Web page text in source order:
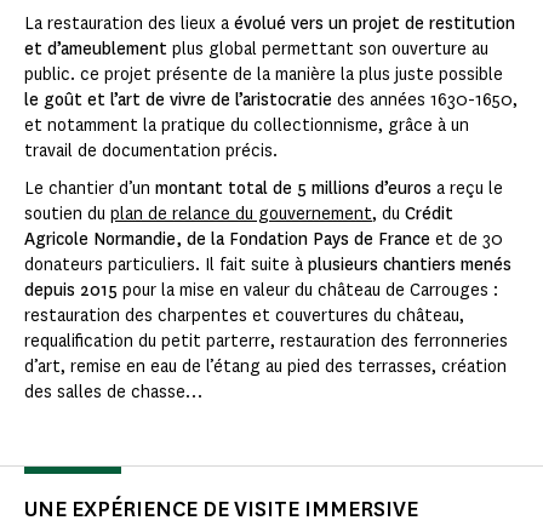
La restauration des lieux a évolué vers un projet de restitution
et d’ameublement plus global permettant son ouverture au
public. ce projet présente de la manière la plus juste possible
le goût et l’art de vivre de l’aristocratie des années 1630-1650,
et notamment la pratique du collectionnisme, grâce à un
travail de documentation précis.
Le chantier d’un montant total de 5 millions d’euros a reçu le
soutien du plan de relance du gouvernement, du Crédit
Agricole Normandie, de la Fondation Pays de France et de 30
donateurs particuliers. Il fait suite à plusieurs chantiers menés
depuis 2015 pour la mise en valeur du château de Carrouges :
restauration des charpentes et couvertures du château,
requalification du petit parterre, restauration des ferronneries
d’art, remise en eau de l’étang au pied des terrasses, création
des salles de chasse…
UNE EXPÉRIENCE DE VISITE IMMERSIVE